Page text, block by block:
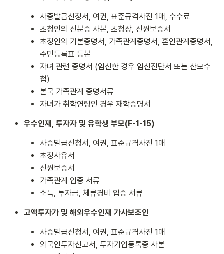
사증발급신청서, 여권, 표준규격사진 1매, 수수료
초청인의 신분증 사본, 초청장, 신원보증서
초청인의 기본증명서, 가족관계증명서, 혼인관계증명서,
주민등록표 등본
자녀 관련 증명서 (임신한 경우 임신진단서 또는 산모수
첩)
본국 가족관계 증명서류
자녀가 취학연령인 경우 재학증명서
우수인재, 투자자 및 유학생 부모(F-1-15)
사증발급신청서, 여권, 표준규격사진 1매
초청사유서
신원보증서
가족관계 입증 서류
소득, 투자금, 체류경비 입증 서류
고액투자가 및 해외우수인재 가사보조인
사증발급신청서, 여권, 표준규격사진 1매
외국인투자신고서, 투자기업등록증 사본